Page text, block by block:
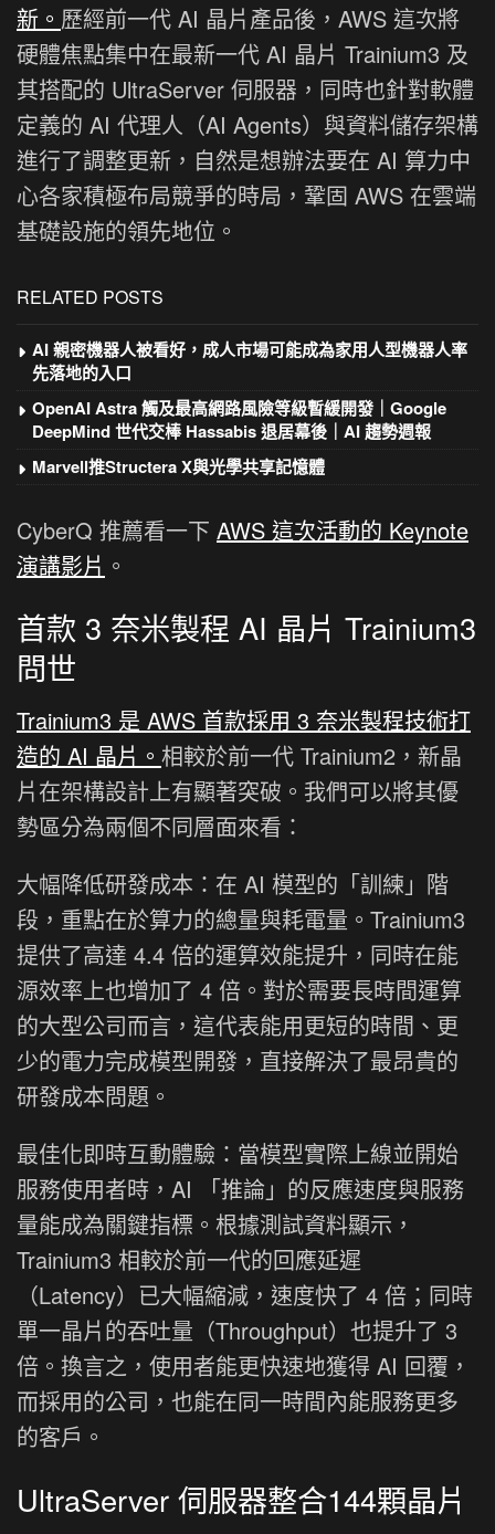
新。 歷經前一代 AI 晶片產品後，AWS 這次將
硬體焦點集中在最新一代 AI 晶片 Trainium3 及
其搭配的 UltraServer 伺服器，同時也針對軟體
定義的 AI 代理人（AI Agents）與資料儲存架構
進行了調整更新，自然是想辦法要在 AI 算力中
心各家積極布局競爭的時局，鞏固 AWS 在雲端
基礎設施的領先地位。
RELATED POSTS
AI 親密機器人被看好，成人市場可能成為家用人型機器人率
先落地的入口
OpenAI Astra 觸及最高網路風險等級暫緩開發｜Google
DeepMind 世代交棒 Hassabis 退居幕後｜AI 趨勢週報
Marvell推Structera X與光學共享記憶體
CyberQ 推薦看一下 AWS 這次活動的 Keynote
演講影片 。
首款 3 奈米製程 AI 晶片 Trainium3
問世
Trainium3 是 AWS 首款採用 3 奈米製程技術打
造的 AI 晶片。 相較於前一代 Trainium2，新晶
片在架構設計上有顯著突破。我們可以將其優
勢區分為兩個不同層面來看：
大幅降低研發成本：在 AI 模型的「訓練」階
段，重點在於算力的總量與耗電量。Trainium3
提供了高達 4.4 倍的運算效能提升，同時在能
源效率上也增加了 4 倍。對於需要長時間運算
的大型公司而言，這代表能用更短的時間、更
少的電力完成模型開發，直接解決了最昂貴的
研發成本問題。
最佳化即時互動體驗：當模型實際上線並開始
服務使用者時，AI 「推論」的反應速度與服務
量能成為關鍵指標。根據測試資料顯示，
Trainium3 相較於前一代的回應延遲
（Latency）已大幅縮減，速度快了 4 倍；同時
單一晶片的吞吐量（Throughput）也提升了 3
倍。換言之，使用者能更快速地獲得 AI 回覆，
而採用的公司，也能在同一時間內能服務更多
的客戶。
UltraServer 伺服器整合144顆晶片